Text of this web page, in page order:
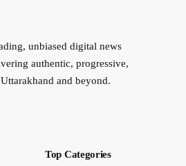
unbiased digital news
authentic, progressive,
and beyond.
Top Categories